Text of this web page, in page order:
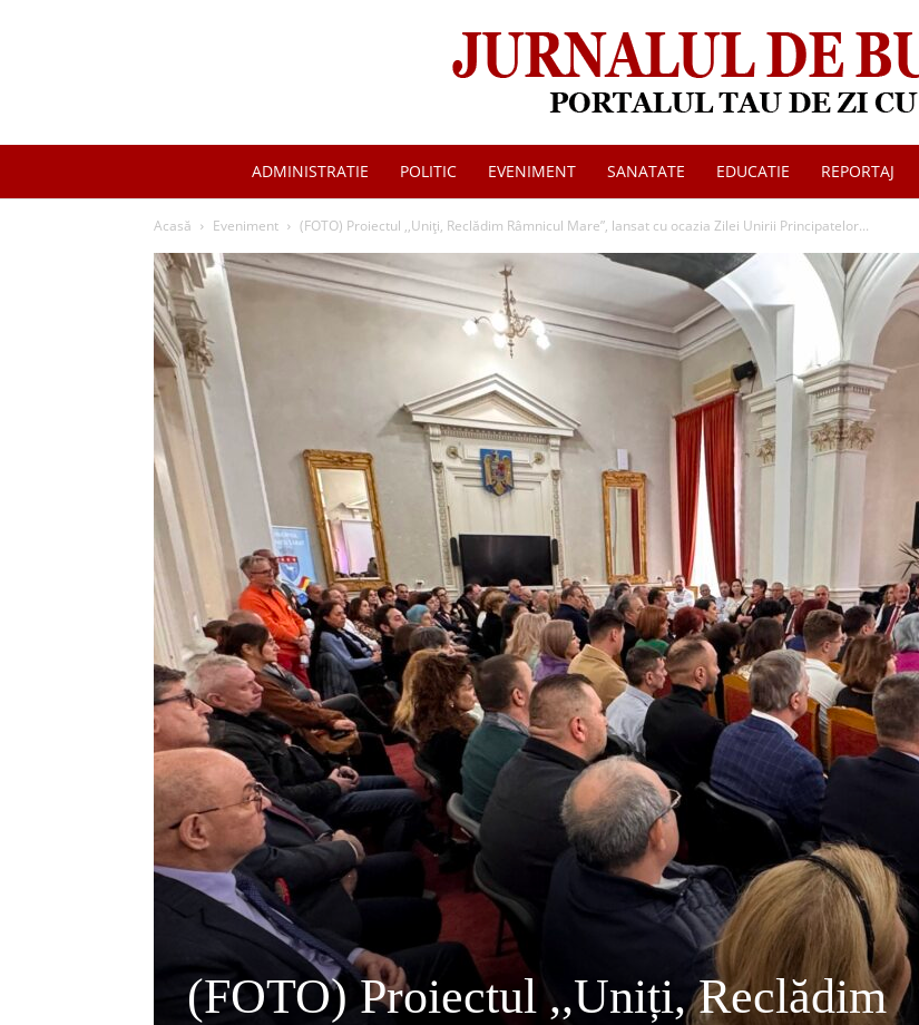
Jurnalul
de
ADMINISTRATIE POLITIC EVENIMENT SANATATE EDUCATIE REPORTAJ
Acasă Eveniment (FOTO) Proiectul ,,Uniți, Reclădim Râmnicul Mare”, lansat cu ocazia Zilei Unirii Principatelor...
(FOTO) Proiectul ,,Uniți, Reclădim